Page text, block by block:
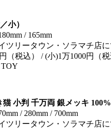
小）
/ 165mm
ツリータウン・ソラマチ店
（税込） / (小)1万1000円（税
小判 千万両 銀メッキ
/ 280mm / 700mm
ツリータウン・ソラマチ店